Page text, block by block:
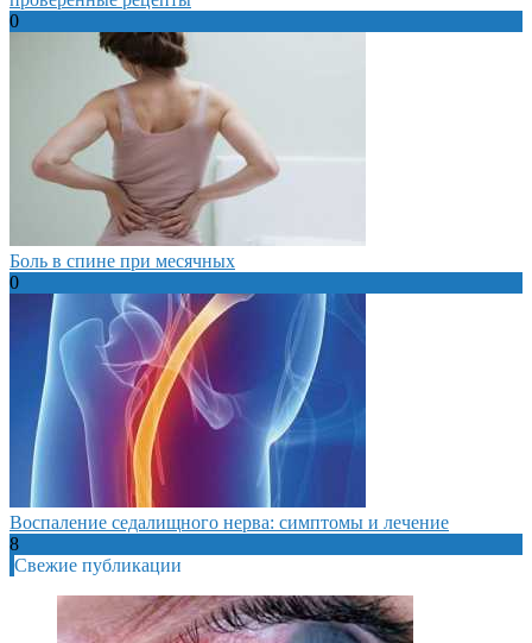
0
Боль в спине при месячных
0
Воспаление седалищного нерва: симптомы и лечение
8
Свежие публикации